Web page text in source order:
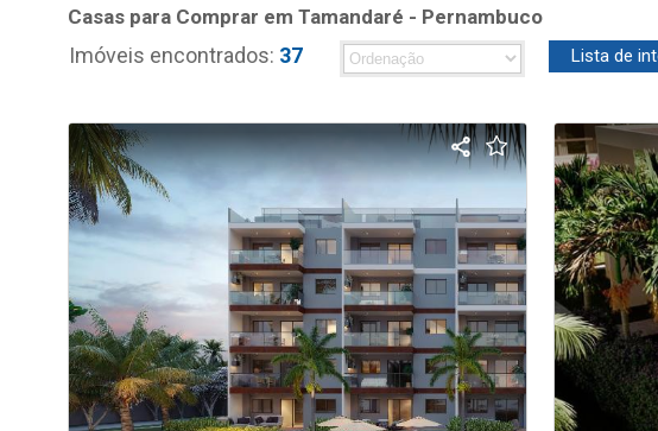
Casas para Comprar em Tamandaré - Pernambuco
Imóveis encontrados: 37 Lista de